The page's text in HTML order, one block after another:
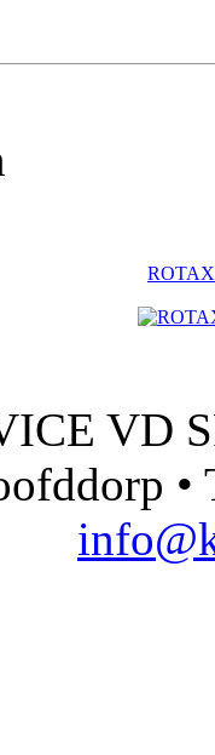
ROTAX
VD
•